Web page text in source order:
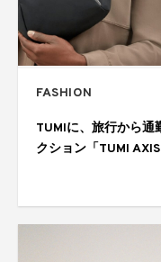
FASHION
TUMIに、旅行から通
クション「TUMI